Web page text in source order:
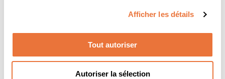
Afficher les détails
Tout autoriser
Autoriser la sélection